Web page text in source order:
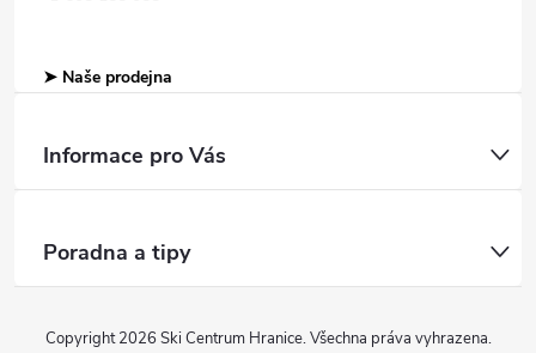
➤ Naše prodejna
Informace pro Vás
Poradna a tipy
Copyright 2026 Ski Centrum Hranice. Všechna práva vyhrazena.